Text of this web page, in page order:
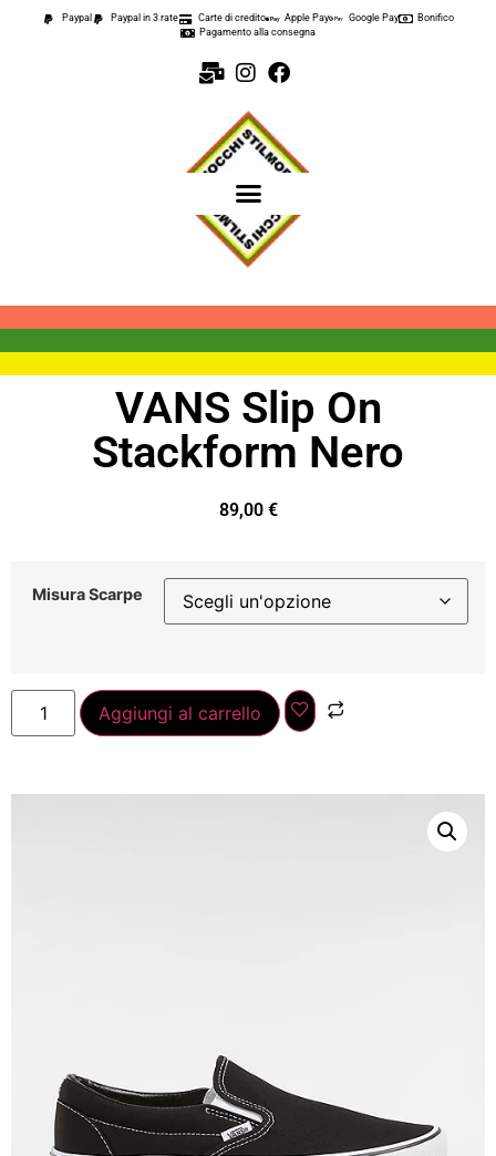
Paypal Paypal in 3 rate Carte di credito Apple Pay Google Pay
Bonifico
Pagamento alla consegna
VANS Slip On
Stackform Nero
89,00 €
Misura Scarpe
Aggiungi al carrello